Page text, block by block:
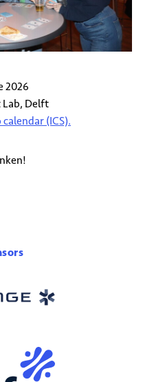
2026
Lab, Delft
calendar (ICS).